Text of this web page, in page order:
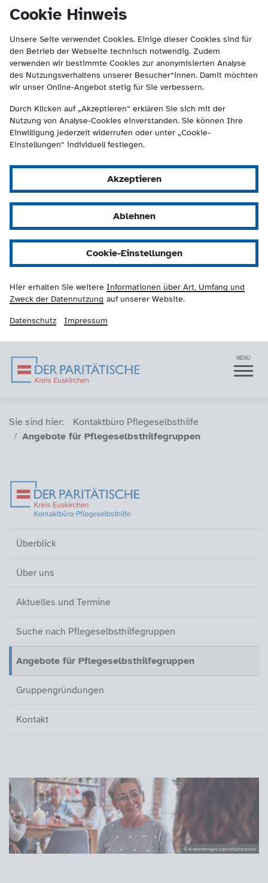
Cookie Hinweis
Unsere Seite verwendet Cookies. Einige dieser Cookies sind für
den Betrieb der Webseite technisch notwendig. Zudem
verwenden wir bestimmte Cookies zur anonymisierten Analyse
des Nutzungsverhaltens unserer Besucher*innen. Damit möchten
wir unser Online-Angebot stetig für Sie verbessern.
Durch Klicken auf „Akzeptieren“ erklären Sie sich mit der
Nutzung von Analyse-Cookies einverstanden. Sie können Ihre
Einwilligung jederzeit widerrufen oder unter „Cookie-
Einstellungen“ individuell festlegen.
Akzeptieren
Ablehnen
Cookie-Einstellungen
Hier erhalten Sie weitere Informationen über Art, Umfang und
Zweck der Datennutzung auf unserer Website.
Datenschutz Impressum
Der Paritätische
springen
(Kontakt und Suche) springen.
Navigation MENÜ
Sie sind hier (Breadcrumb)
Sie sind hier:
Kontaktbüro Pflegeselbsthilfe
Angebote für Pflegeselbsthilfegruppen
Überblick
Überblick
Über uns
Über uns
Aktuelles und Termine
Aktuelles und Termine
Suche nach
Suche nach Pflegeselbsthilfegruppen
Angebote für
Angebote für Pflegeselbsthilfegruppen
Gruppengründungen
Gruppengründungen
Kontakt
Kontakt
© Krakenimages.com/shutterstock